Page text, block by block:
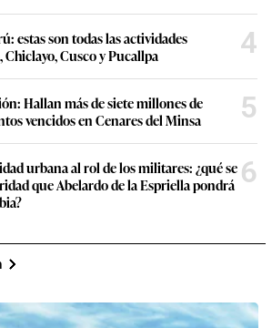
estas son todas las actividades
Cusco y Pucallpa
4
Hallan más de siete millones de
vencidos en Cenares del Minsa
5
urbana al rol de los militares: ¿qué se
que Abelardo de la Espriella pondrá 6